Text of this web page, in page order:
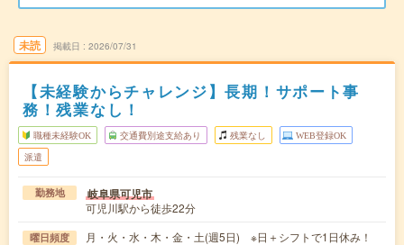
未読 掲載日 2026/07/31
【未経験からチャレンジ】長期！サポート事
務！残業なし！
職種未経験OK 交通費別途支給あり 残業なし WEB登録OK
派遣
勤務地 岐阜県可児市
可児川駅から徒歩22分
曜日頻度 月・火・水・木・金・土(週5日) ※日＋シフトで1日休み！